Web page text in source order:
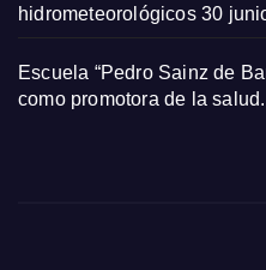
hidrometeorológicos 30
Escuela “Pedro Sainz de
como promotora de la salud.